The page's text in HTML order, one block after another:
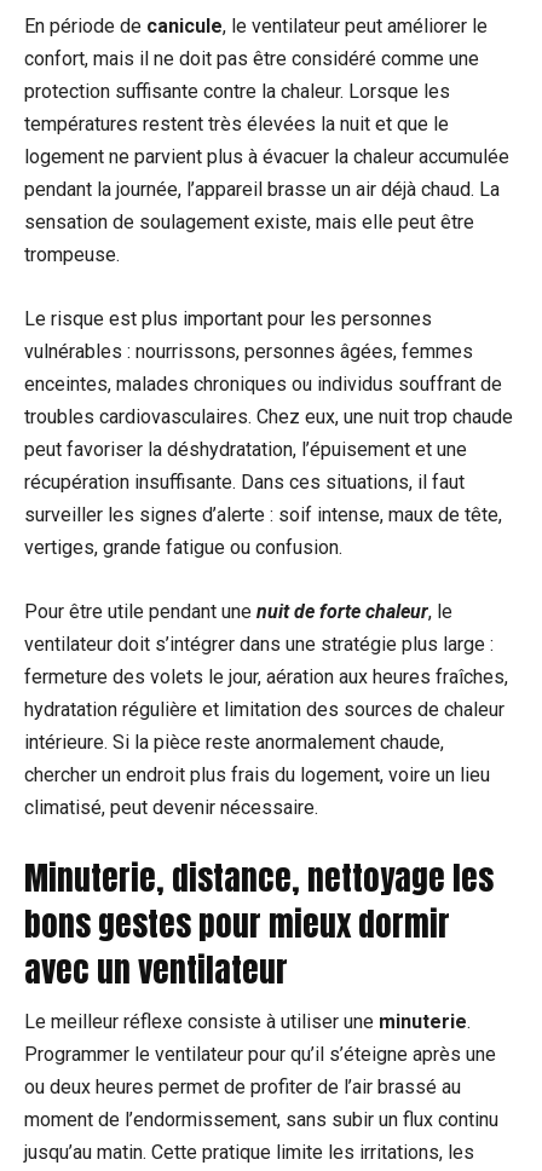
En période de canicule, le ventilateur peut améliorer le
confort, mais il ne doit pas être considéré comme une
protection suffisante contre la chaleur. Lorsque les
températures restent très élevées la nuit et que le
logement ne parvient plus à évacuer la chaleur accumulée
pendant la journée, l’appareil brasse un air déjà chaud. La
sensation de soulagement existe, mais elle peut être
trompeuse.
Le risque est plus important pour les personnes
vulnérables : nourrissons, personnes âgées, femmes
enceintes, malades chroniques ou individus souffrant de
troubles cardiovasculaires. Chez eux, une nuit trop chaude
peut favoriser la déshydratation, l’épuisement et une
récupération insuffisante. Dans ces situations, il faut
surveiller les signes d’alerte : soif intense, maux de tête,
vertiges, grande fatigue ou confusion.
Pour être utile pendant une nuit de forte chaleur, le
ventilateur doit s’intégrer dans une stratégie plus large :
fermeture des volets le jour, aération aux heures fraîches,
hydratation régulière et limitation des sources de chaleur
intérieure. Si la pièce reste anormalement chaude,
chercher un endroit plus frais du logement, voire un lieu
climatisé, peut devenir nécessaire.
Minuterie, distance, nettoyage les
bons gestes pour mieux dormir
avec un ventilateur
Le meilleur réflexe consiste à utiliser une minuterie.
Programmer le ventilateur pour qu’il s’éteigne après une
ou deux heures permet de profiter de l’air brassé au
moment de l’endormissement, sans subir un flux continu
jusqu’au matin. Cette pratique limite les irritations, les